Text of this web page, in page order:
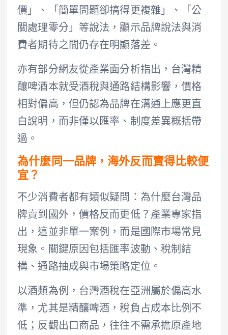
價」、「簡單問題卻搞得更複雜」、「公
關處理零分」等說法，顯示品牌說法與消
費者期待之間仍存在明顯落差。
亦有部分網友從產業面分析指出，台灣精
釀啤酒本就受酒稅與通路結構影響，價格
相對偏高，但仍認為品牌在溝通上應更直
白說明，而非僅以匯率、制度差異概括帶
過。
為什麼同一品牌，海外反而賣得比較便
宜？
不少消費者都有類似疑問：為什麼台灣品
牌賣到國外，價格反而更低？產業專家指
出，這並非單一案例，而是國際市場常見
現象。關鍵原因包括匯率波動、稅制結
構、通路抽成與市場策略定位。
以酒類為例，台灣酒稅在亞洲屬於偏高水
準，尤其是精釀啤酒，稅負占成本比例不
低；反觀出口商品，往往不需承擔原產地